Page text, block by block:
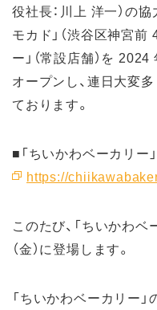
役社長：川上 洋一）の
モカド」（渋谷区神宮前
ー」（常設店舗）を
オープンし、連日大変
ております。
■「ちいかわベーカリー
https://
このたび、「ちいかわ
（金）に登場します。
「ちいかわベーカリー